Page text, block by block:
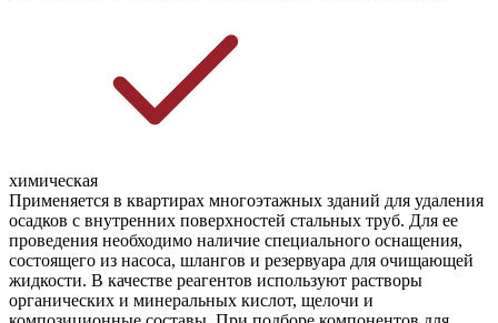
химическая
Применяется в квартирах многоэтажных зданий для удаления
осадков с внутренних поверхностей стальных труб. Для ее
проведения необходимо наличие специального оснащения,
состоящего из насоса, шлангов и резервуара для очищающей
жидкости. В качестве реагентов используют растворы
органических и минеральных кислот, щелочи и